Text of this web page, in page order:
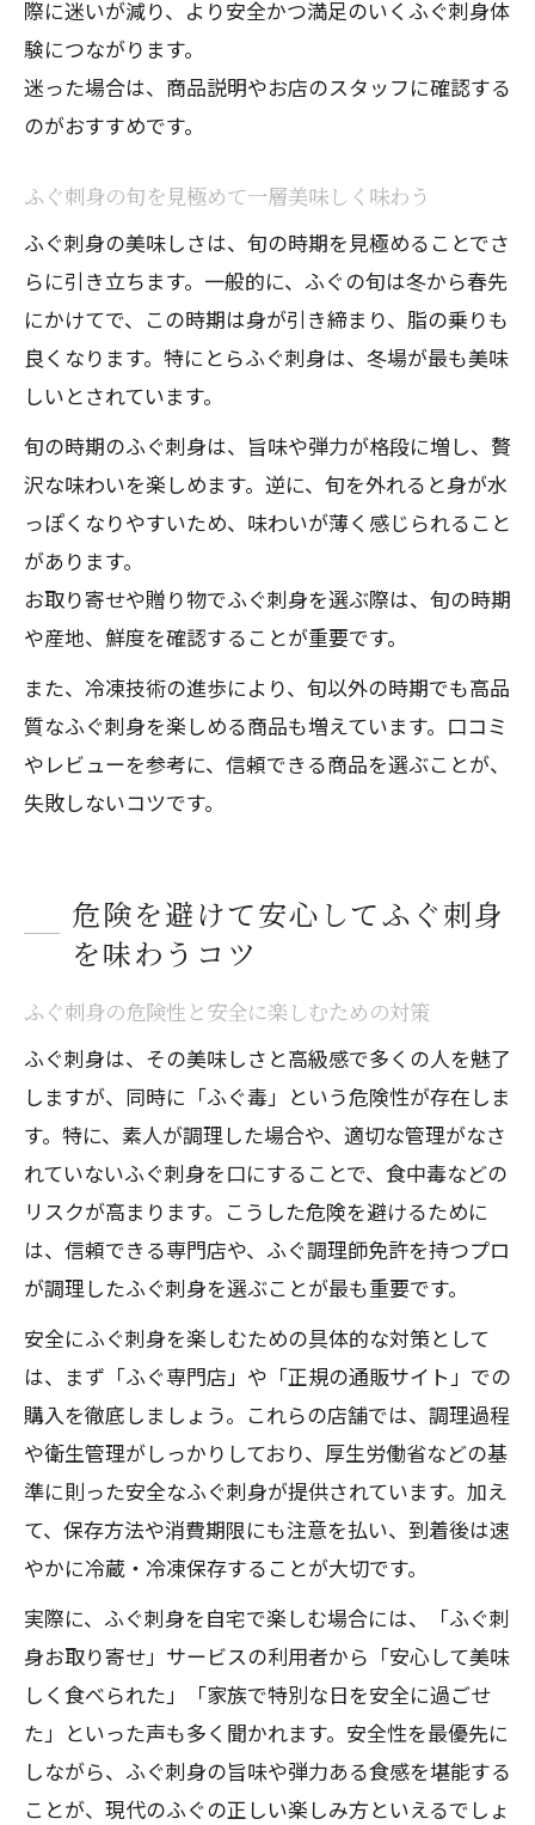
際に迷いが減り、より安全かつ満足のいくふぐ刺身体
験につながります。
迷った場合は、商品説明やお店のスタッフに確認する
のがおすすめです。
ふぐ刺身の旬を見極めて一層美味しく味わう
ふぐ刺身の美味しさは、旬の時期を見極めることでさ
らに引き立ちます。一般的に、ふぐの旬は冬から春先
にかけてで、この時期は身が引き締まり、脂の乗りも
良くなります。特にとらふぐ刺身は、冬場が最も美味
しいとされています。
旬の時期のふぐ刺身は、旨味や弾力が格段に増し、贅
沢な味わいを楽しめます。逆に、旬を外れると身が水
っぽくなりやすいため、味わいが薄く感じられること
があります。
お取り寄せや贈り物でふぐ刺身を選ぶ際は、旬の時期
や産地、鮮度を確認することが重要です。
また、冷凍技術の進歩により、旬以外の時期でも高品
質なふぐ刺身を楽しめる商品も増えています。口コミ
やレビューを参考に、信頼できる商品を選ぶことが、
失敗しないコツです。
危険を避けて安心してふぐ刺身
を味わうコツ
ふぐ刺身の危険性と安全に楽しむための対策
ふぐ刺身は、その美味しさと高級感で多くの人を魅了
しますが、同時に「ふぐ毒」という危険性が存在しま
す。特に、素人が調理した場合や、適切な管理がなさ
れていないふぐ刺身を口にすることで、食中毒などの
リスクが高まります。こうした危険を避けるために
は、信頼できる専門店や、ふぐ調理師免許を持つプロ
が調理したふぐ刺身を選ぶことが最も重要です。
安全にふぐ刺身を楽しむための具体的な対策として
は、まず「ふぐ専門店」や「正規の通販サイト」での
購入を徹底しましょう。これらの店舗では、調理過程
や衛生管理がしっかりしており、厚生労働省などの基
準に則った安全なふぐ刺身が提供されています。加え
て、保存方法や消費期限にも注意を払い、到着後は速
やかに冷蔵・冷凍保存することが大切です。
実際に、ふぐ刺身を自宅で楽しむ場合には、「ふぐ刺
身お取り寄せ」サービスの利用者から「安心して美味
しく食べられた」「家族で特別な日を安全に過ごせ
た」といった声も多く聞かれます。安全性を最優先に
しながら、ふぐ刺身の旨味や弾力ある食感を堪能する
ことが、現代のふぐの正しい楽しみ方といえるでしょ